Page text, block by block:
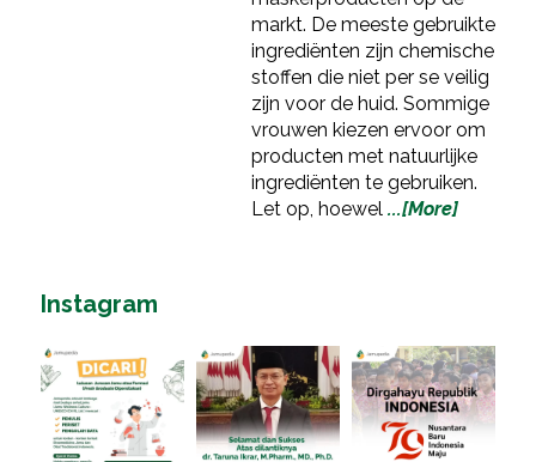
markt. De meeste gebruikte
ingrediënten zijn chemische
stoffen die niet per se veilig
zijn voor de huid. Sommige
vrouwen kiezen ervoor om
producten met natuurlijke
ingrediënten te gebruiken.
Let op, hoewel ...[More]
Instagram